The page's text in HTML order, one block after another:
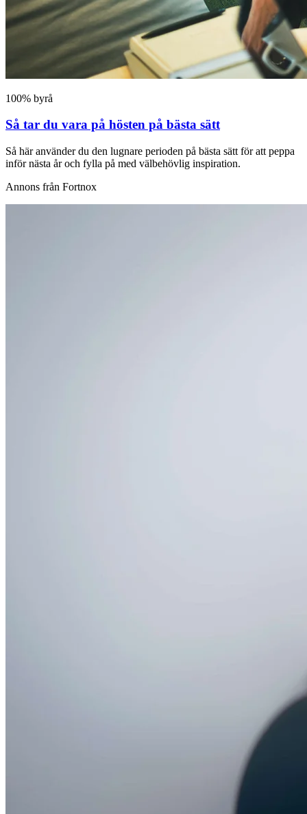
100% byrå
Så tar du vara på hösten på bästa sätt
Så här använder du den lugnare perioden på bästa sätt för att peppa
inför nästa år och fylla på med välbehövlig inspiration.
Annons från Fortnox